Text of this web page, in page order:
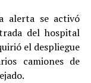
alerta se activó
del hospital
el despliegue
camiones de